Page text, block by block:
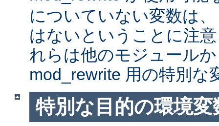
についていない変数は
はないということに注
れらは他のモジュール
mod_rewrite 用の特別な
特別な目的の環境変